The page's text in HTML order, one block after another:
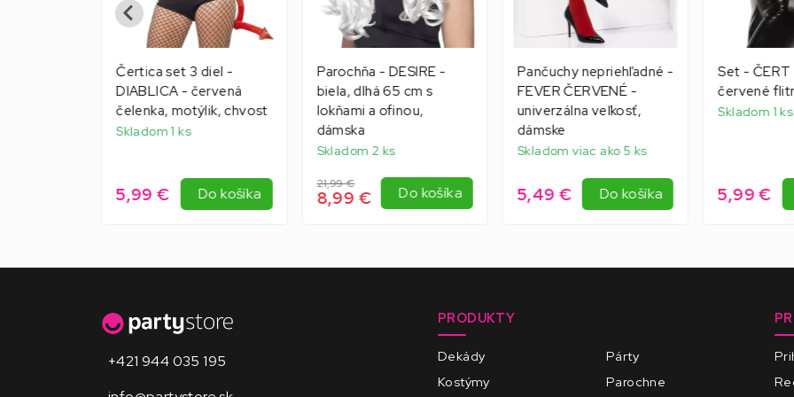
Čertica set 3 diel -
DIABLICA - červená
čelenka, motýlik, chvost
Skladom 1 ks
5,99 € Do košíka
Parochňa - DESIRE -
biela, dlhá 65 cm s
lokňami a ofinou,
dámska
Skladom 2 ks
21,99 €
8,99 € Do košíka
Pančuchy nepriehľadné -
FEVER ČERVENÉ -
univerzálna veľkosť,
dámske
Skladom viac ako 5 ks
5,49 € Do košíka
Set -
červené
Skladom 1 ks
5,99 €
+421 944 035 195
PRODUKTY
Dekády
Párty
Kostýmy
Parochne